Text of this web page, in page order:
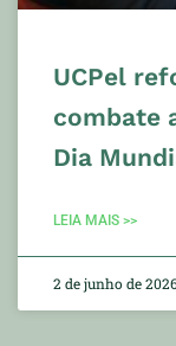
UCPel
combate
Dia
LEIA MAIS >>
2 de junho de